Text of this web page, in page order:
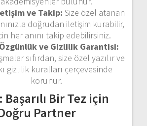
ve Takip: Size özel atanan
doğrudan iletişim kurabilir,
her anını takip edebilirsiniz.
ve Gizlilik Garantisi:
sıfırdan, size özel yazılır ve
gizlilik kuralları çerçevesinde
korunur.
Bir Tez için
Partner